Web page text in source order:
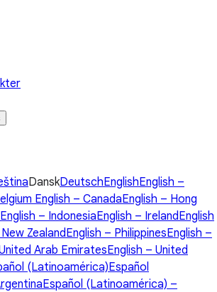
DanskDeutschEnglishEnglish –
English – CanadaEnglish – Hong
English – IndonesiaEnglish – IrelandEnglish
ZealandEnglish – PhilippinesEnglish –
Arab EmiratesEnglish – United
(Latinoamérica)Español
Español (Latinoamérica) –